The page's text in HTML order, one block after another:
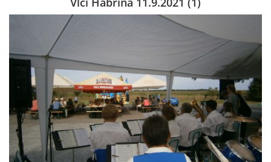
NAPSALI O NÁS
KDE NÁS MŮŽETE SLYŠET 2026
2023
2024